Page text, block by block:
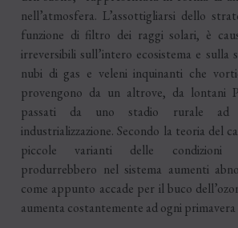
nell’atmosfera. L’assottigliarsi dello
funzione di filtro dei raggi solari, è
irreversibili sull’intero ecosistema e sulla
nubi di gas e veleni inquinanti che
provengono da un altrove, da lontani
passati da uno stadio rurale ad
industrializzazione. Secondo la teoria del
piccole varianti delle condizioni
produrrebbero nel sistema aumenti
come appunto accade per il buco
aumenta costantemente ad ogni